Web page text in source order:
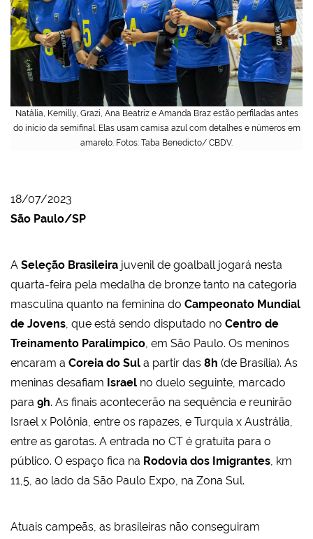
Natália, Kemilly, Grazi, Ana Beatriz e Amanda Braz estão perfiladas antes
do início da semifinal. Elas usam camisa azul com detalhes e números em
amarelo. Fotos: Taba Benedicto/ CBDV.
18/07/2023
São Paulo/SP
A Seleção Brasileira juvenil de goalball jogará nesta
quarta-feira pela medalha de bronze tanto na categoria
masculina quanto na feminina do Campeonato Mundial
de Jovens, que está sendo disputado no Centro de
Treinamento Paralímpico, em São Paulo. Os meninos
encaram a Coreia do Sul a partir das 8h (de Brasília). As
meninas desafiam Israel no duelo seguinte, marcado
para 9h. As finais acontecerão na sequência e reunirão
Israel x Polônia, entre os rapazes, e Turquia x Austrália,
entre as garotas. A entrada no CT é gratuita para o
público. O espaço fica na Rodovia dos Imigrantes, km
11,5, ao lado da São Paulo Expo, na Zona Sul.
Atuais campeãs, as brasileiras não conseguiram